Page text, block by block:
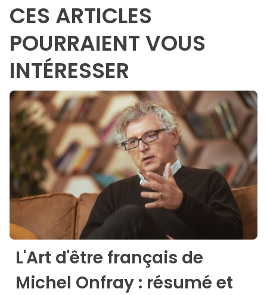
CES ARTICLES
POURRAIENT VOUS
INTÉRESSER
L'Art d'être français de
Michel Onfray : résumé et